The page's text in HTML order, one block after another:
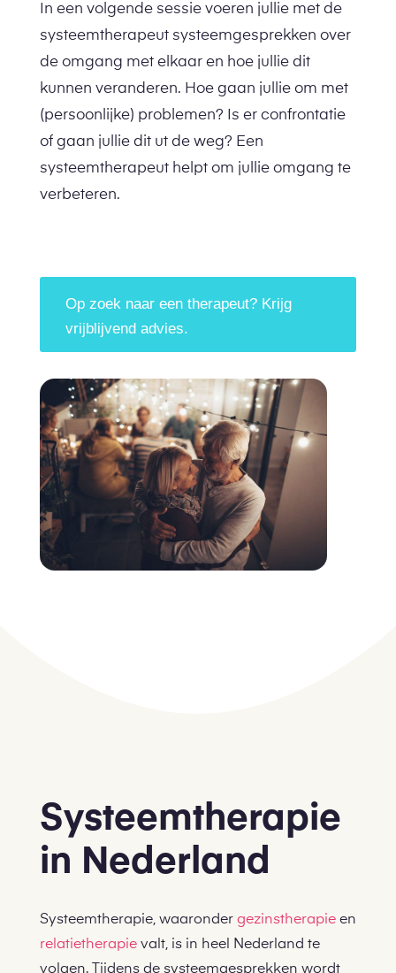
In een volgende sessie voeren jullie met de
systeemtherapeut systeemgesprekken over
de omgang met elkaar en hoe jullie dit
kunnen veranderen. Hoe gaan jullie om met
(persoonlijke) problemen? Is er confrontatie
of gaan jullie dit ut de weg? Een
systeemtherapeut helpt om jullie omgang te
verbeteren.
Op zoek naar een therapeut? Krijg
vrijblijvend advies.
Systeemtherapie
in Nederland
Systeemtherapie, waaronder gezinstherapieen
relatietherapievalt, is in heel Nederland te
volgen. Tijdens de systeemgesprekken wordt